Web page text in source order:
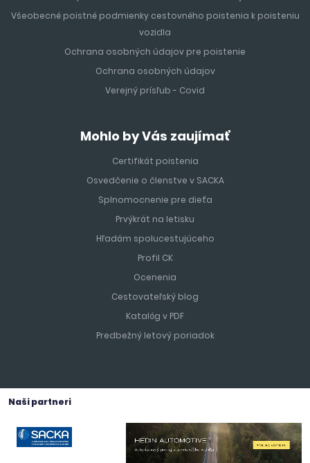
Všeobecné poistné podmienky cestovného poistenia k poisteniu
vozidla
Ochrana osobných údajov pre poistenie
Ochrana osobných údajov
Verejný prísľub - Covid
Mohlo by Vás zaujímať
Certifikát poistenia
Osvedčenie o členstve v SACKA
Splnomocnenie pre dieťa
Prvýkrát na letisku
Hľadám spolucestujúceho
Profil CK
Ocenenia
Cestovateľský blog
Katalóg v PDF
Predbežný letový poriadok
Naši partneri